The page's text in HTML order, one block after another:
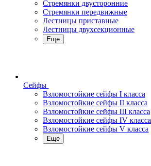
Стремянки двусторонние
Стремянки передвижные
Лестницы приставные
Лестницы двухсекционные
Еще
Сейфы
Взломостойкие сейфы I класса
Взломостойкие сейфы II класса
Взломостойкие сейфы III класса
Взломостойкие сейфы IV класса
Взломостойкие сейфы V класса
Еще